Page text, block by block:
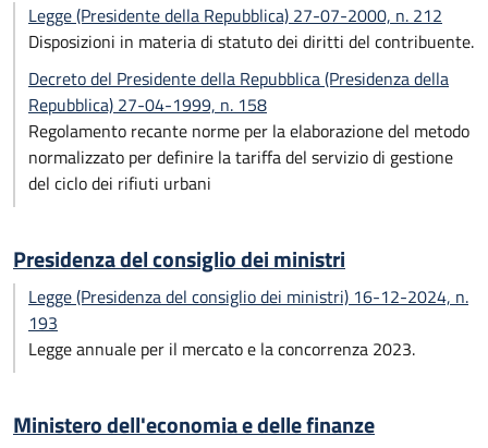
Legge (Presidente della Repubblica) 27-07-2000, n. 212
Disposizioni in materia di statuto dei diritti del contribuente.
Decreto del Presidente della Repubblica (Presidenza della
Repubblica) 27-04-1999, n. 158
Regolamento recante norme per la elaborazione del metodo
normalizzato per definire la tariffa del servizio di gestione
del ciclo dei rifiuti urbani
Presidenza del consiglio dei ministri
Legge (Presidenza del consiglio dei ministri) 16-12-2024, n.
193
Legge annuale per il mercato e la concorrenza 2023.
Ministero dell'economia e delle finanze